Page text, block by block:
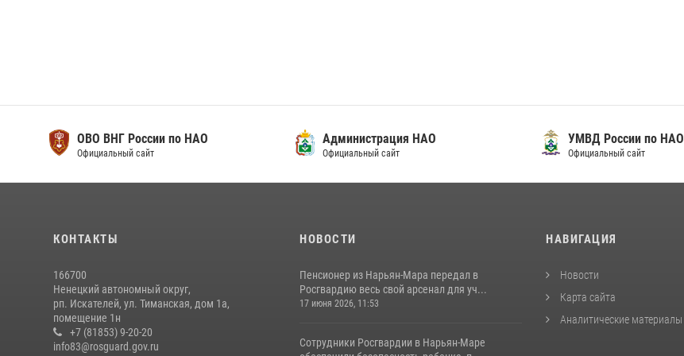
ОВО ВНГ России по НАО
Официальный сайт
Администрация НАО
Официальный сайт
УМВД России по НАО
Официальный сайт
КОНТАКТЫ
166700
Ненецкий автономный округ,
рп. Искателей, ул. Тиманская, дом 1а,
помещение 1н
+7 (81853) 9-20-20
info83@rosguard.gov.ru
НОВОСТИ
Пенсионер из Нарьян-Мара передал в
Росгвардию весь свой арсенал для уч...
17 июня 2026, 11:53
Сотрудники Росгвардии в Нарьян-Маре
НАВИГАЦИЯ
Новости
Карта сайта
Аналитические материалы